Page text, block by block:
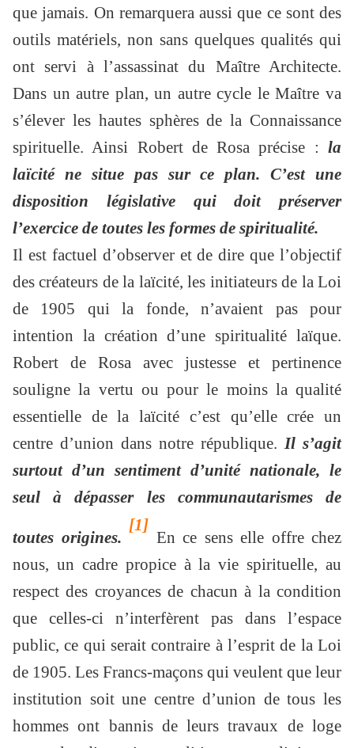
que jamais. On remarquera aussi que ce sont des
outils matériels, non sans quelques qualités qui
ont servi à l’assassinat du Maître Architecte.
Dans un autre plan, un autre cycle le Maître va
s’élever les hautes sphères de la Connaissance
spirituelle. Ainsi Robert de Rosa précise : la
laïcité ne situe pas sur ce plan. C’est une
disposition législative qui doit préserver
l’exercice de toutes les formes de spiritualité.
Il est factuel d’observer et de dire que l’objectif
des créateurs de la laïcité, les initiateurs de la Loi
de 1905 qui la fonde, n’avaient pas pour
intention la création d’une spiritualité laïque.
Robert de Rosa avec justesse et pertinence
souligne la vertu ou pour le moins la qualité
essentielle de la laïcité c’est qu’elle crée un
centre d’union dans notre république. Il s’agit
surtout d’un sentiment d’unité nationale, le
seul à dépasser les communautarismes de
toutes origines.
[1]
En ce sens elle offre chez
nous, un cadre propice à la vie spirituelle, au
respect des croyances de chacun à la condition
que celles-ci n’interfèrent pas dans l’espace
public, ce qui serait contraire à l’esprit de la Loi
de 1905. Les Francs-maçons qui veulent que leur
institution soit une centre d’union de tous les
hommes ont bannis de leurs travaux de loge